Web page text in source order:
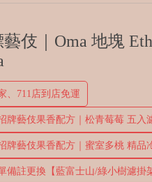
伎｜Oma 地塊
、711店到店免運
牌藝伎果香配方｜松青莓莓 五入
牌藝伎果香配方｜蜜室多桃 精品
備註更換【藍富士山/綠小樹濾掛